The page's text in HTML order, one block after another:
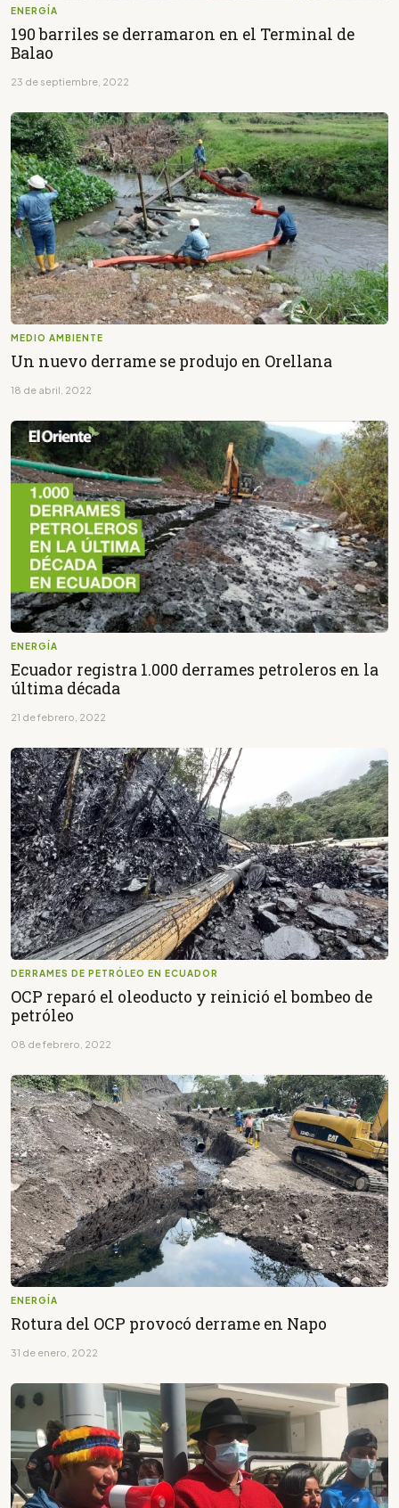
ENERGÍA
190 barriles se derramaron en el Terminal de
Balao
23 de septiembre, 2022
MEDIO AMBIENTE
Un nuevo derrame se produjo en Orellana
18 de abril, 2022
ENERGÍA
Ecuador registra 1.000 derrames petroleros en la
última década
21 de febrero, 2022
DERRAMES DE PETRÓLEO EN ECUADOR
OCP reparó el oleoducto y reinició el bombeo de
petróleo
08 de febrero, 2022
ENERGÍA
Rotura del OCP provocó derrame en Napo
31 de enero, 2022